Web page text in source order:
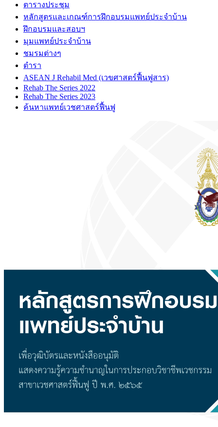
ตารางประชุม
หลักสูตรและเกณฑ์การฝึกอบรมแพทย์ประจำบ้าน
ฝึกอบรมและสอบฯ
มุมแพทย์ประจำบ้าน
ชมรมต่างๆ
ตำรา
ASEAN J Rehabil Med (เวขศาสตร์ฟื้นฟูสาร)
Rehab The Series 2022
Rehab The Series 2023
ค้นหาแพทย์เวชศาสตร์ฟื้นฟู